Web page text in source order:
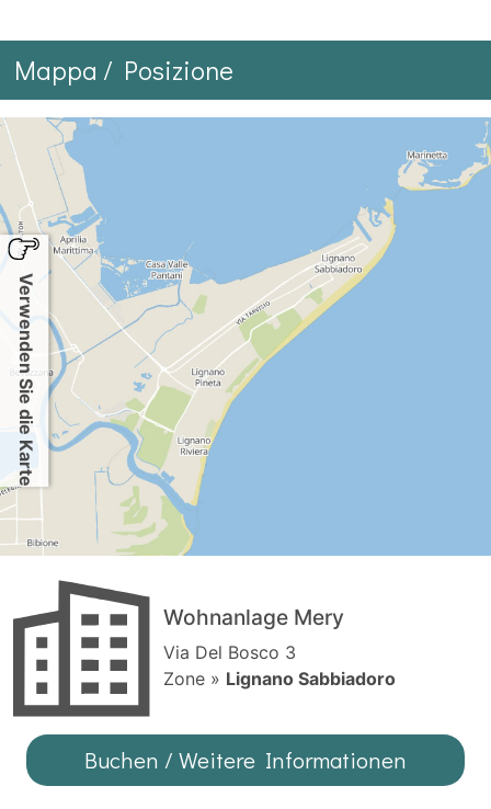
Mappa / Posizione
Verwenden Sie die Karte
Wohnanlage Mery
Via Del Bosco 3
Zone » Lignano Sabbiadoro
Buchen / Weitere Informationen